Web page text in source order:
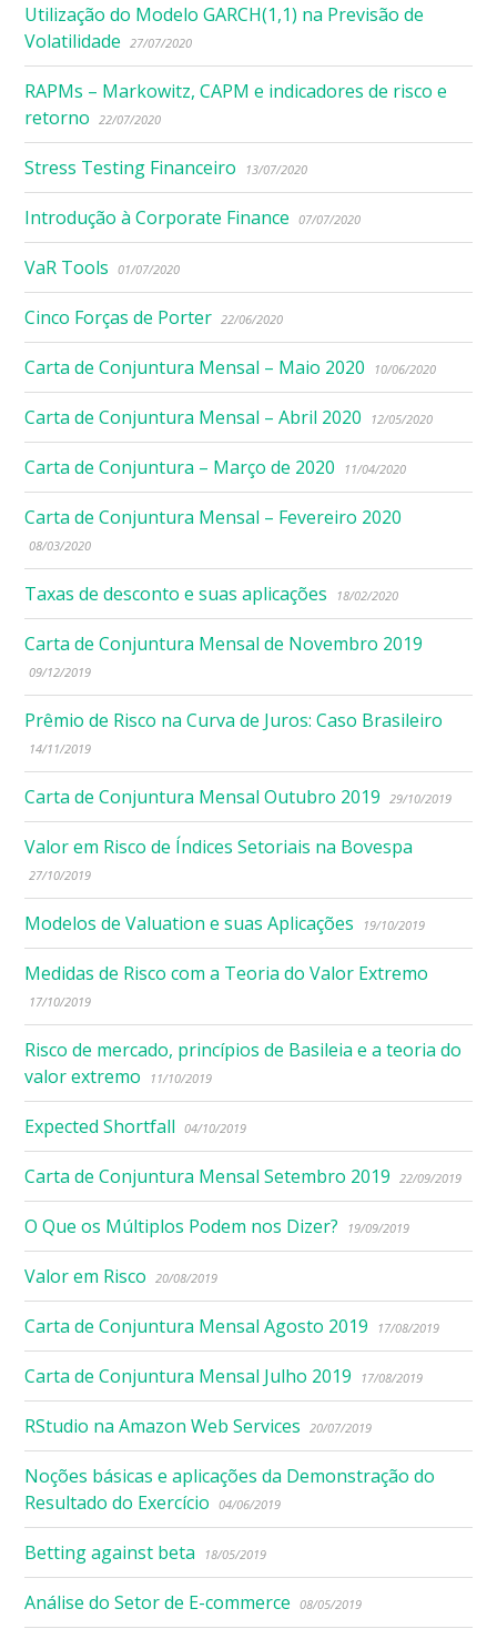
Utilização do Modelo GARCH(1,1) na Previsão de
Volatilidade
27/07/2020
RAPMs – Markowitz, CAPM e indicadores de risco e
retorno
22/07/2020
Stress Testing Financeiro 13/07/2020
Introdução à Corporate Finance 07/07/2020
VaR Tools 01/07/2020
Cinco Forças de Porter 22/06/2020
Carta de Conjuntura Mensal – Maio 2020 10/06/2020
Carta de Conjuntura Mensal – Abril 2020 12/05/2020
Carta de Conjuntura – Março de 2020 11/04/2020
Carta de Conjuntura Mensal – Fevereiro 2020
08/03/2020
Taxas de desconto e suas aplicações 18/02/2020
Carta de Conjuntura Mensal de Novembro 2019
09/12/2019
Prêmio de Risco na Curva de Juros: Caso Brasileiro
14/11/2019
Carta de Conjuntura Mensal Outubro 2019 29/10/2019
Valor em Risco de Índices Setoriais na Bovespa
27/10/2019
Modelos de Valuation e suas Aplicações 19/10/2019
Medidas de Risco com a Teoria do Valor Extremo
17/10/2019
Risco de mercado, princípios de Basileia e a teoria do
valor extremo
11/10/2019
Expected Shortfall 04/10/2019
Carta de Conjuntura Mensal Setembro 2019 22/09/2019
O Que os Múltiplos Podem nos Dizer? 19/09/2019
Valor em Risco 20/08/2019
Carta de Conjuntura Mensal Agosto 2019 17/08/2019
Carta de Conjuntura Mensal Julho 2019 17/08/2019
RStudio na Amazon Web Services 20/07/2019
Noções básicas e aplicações da Demonstração do
Resultado do Exercício
04/06/2019
Betting against beta 18/05/2019
Análise do Setor de E-commerce 08/05/2019